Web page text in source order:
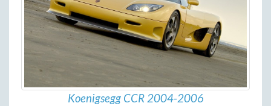
Koenigsegg CCR 2004-2006